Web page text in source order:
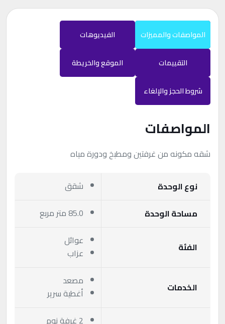
المواصفات والمميزات الفيديوهات
التقييمات الموقع والخريطة
شروط الحجز والإلغاء
المواصفات
شقه مكونه من غرفتين ومطبخ ودورة مياه
نوع الوحدة
شقق
مساحة الوحدة
85.0 متر مربع
الفئة
عوائل
عزاب
الخدمات
مصعد
أغطية سرير
2 غرفة نوم